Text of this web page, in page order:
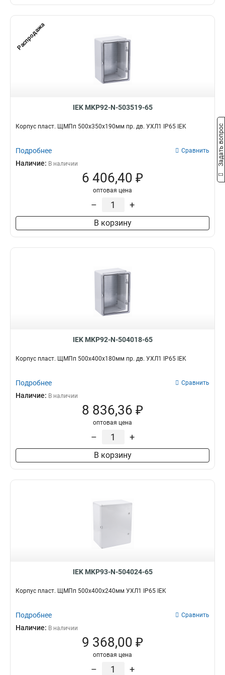
Распродажа
IEK MKP92-N-503519-65
Корпус пласт. ЩМПп 500х350х190мм пр. дв. УХЛ1 IP65 IEK
Подробнее Сравнить
Наличие: В наличии
6 406,40 ₽
оптовая цена
– +
В корзину
IEK MKP92-N-504018-65
Корпус пласт. ЩМПп 500х400х180мм пр. дв. УХЛ1 IP65 IEK
Подробнее Сравнить
Наличие: В наличии
8 836,36 ₽
оптовая цена
– +
В корзину
IEK MKP93-N-504024-65
Корпус пласт. ЩМПп 500х400х240мм УХЛ1 IP65 IEK
Подробнее Сравнить
Наличие: В наличии
9 368,00 ₽
оптовая цена
– +
Задать вопрос